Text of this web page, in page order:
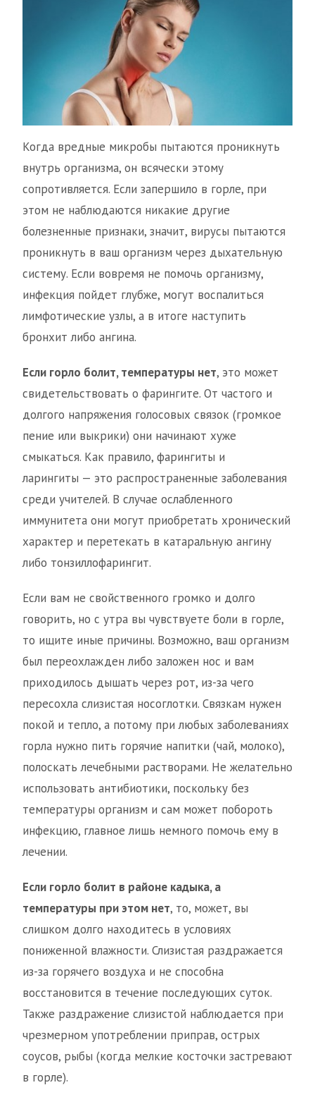
Когда вредные микробы пытаются проникнуть
внутрь организма, он всячески этому
сопротивляется. Если запершило в горле, при
этом не наблюдаются никакие другие
болезненные признаки, значит, вирусы пытаются
проникнуть в ваш организм через дыхательную
систему. Если вовремя не помочь организму,
инфекция пойдет глубже, могут воспалиться
лимфотические узлы, а в итоге наступить
бронхит либо ангина.
Если горло болит, температуры нет, это может
свидетельствовать о фарингите. От частого и
долгого напряжения голосовых связок (громкое
пение или выкрики) они начинают хуже
смыкаться. Как правило, фарингиты и
ларингиты — это распространенные заболевания
среди учителей. В случае ослабленного
иммунитета они могут приобретать хронический
характер и перетекать в катаральную ангину
либо тонзиллофарингит.
Если вам не свойственного громко и долго
говорить, но с утра вы чувствуете боли в горле,
то ищите иные причины. Возможно, ваш организм
был переохлажден либо заложен нос и вам
приходилось дышать через рот, из-за чего
пересохла слизистая носоглотки. Связкам нужен
покой и тепло, а потому при любых заболеваниях
горла нужно пить горячие напитки (чай, молоко),
полоскать лечебными растворами. Не желательно
использовать антибиотики, поскольку без
температуры организм и сам может побороть
инфекцию, главное лишь немного помочь ему в
лечении.
Если горло болит в районе кадыка, а
температуры при этом нет, то, может, вы
слишком долго находитесь в условиях
пониженной влажности. Слизистая раздражается
из-за горячего воздуха и не способна
восстановится в течение последующих суток.
Также раздражение слизистой наблюдается при
чрезмерном употреблении приправ, острых
соусов, рыбы (когда мелкие косточки застревают
в горле).